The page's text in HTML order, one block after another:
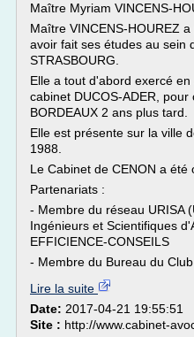
Maître Myriam VINCENS-
Maître VINCENS-HOUREZ
avoir fait ses études au sein
STRASBOURG.
Elle a tout d'abord exercé
cabinet DUCOS-ADER,
BORDEAUX 2 ans plus tard.
Elle est présente sur la ville
1988.
Le Cabinet de CENON a été
Partenariats :
- Membre du réseau URISA
Ingénieurs et Scientifiques
EFFICIENCE-CONSEILS
- Membre du Bureau du Club
Lire la suite
Date: 2017-04-21 19:55:51
Site : http://www.cabinet-